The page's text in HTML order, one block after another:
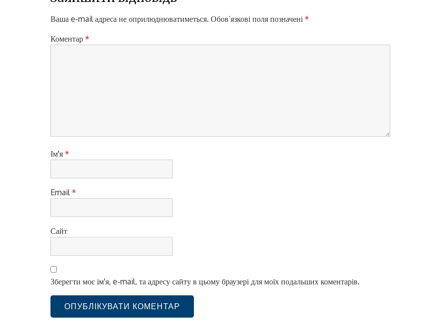
ц
я
в
S
P
S
T
:
Ваша e-mail адреса не оприлюднюватиметься. Обов’язкові поля позначені *
Коментар *
Ім'я *
Email*
Сайт
Зберегти моє ім'я, e-mail, та адресу сайту в цьому браузері для моїх подальших коментарів.